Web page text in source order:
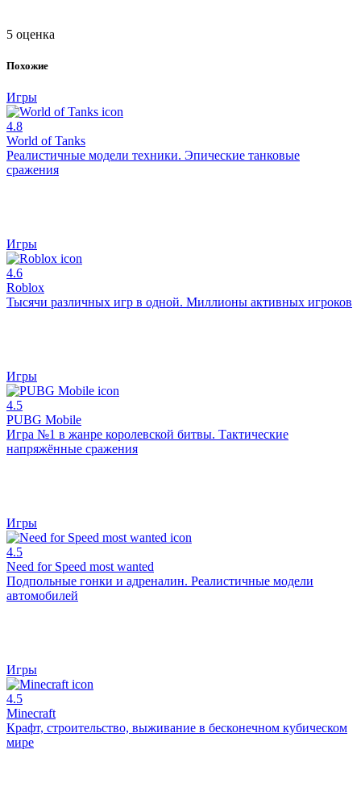
5 оценка
Похожие
Игры
4.8
World of Tanks
Реалистичные модели техники. Эпические танковые
сражения
Игры
4.6
Roblox
Тысячи различных игр в одной. Миллионы активных игроков
Игры
4.5
PUBG Mobile
Игра №1 в жанре королевской битвы. Тактические
напряжённые сражения
Игры
4.5
Need for Speed most wanted
Подпольные гонки и адреналин. Реалистичные модели
автомобилей
Игры
4.5
Minecraft
Крафт, строительство, выживание в бесконечном кубическом
мире